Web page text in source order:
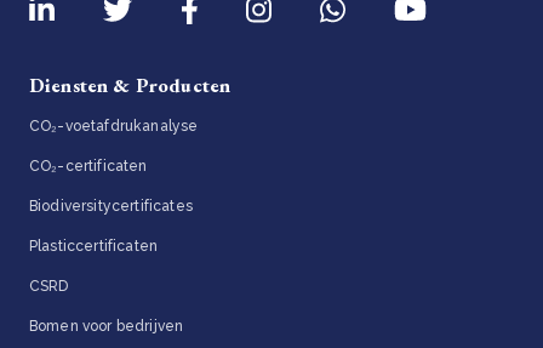
Diensten & Producten
CO₂-voetafdrukanalyse
CO₂-certificaten
Biodiversitycertificates
Plasticcertificaten
CSRD
Bomen voor bedrijven